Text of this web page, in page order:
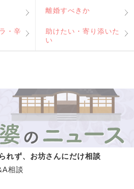
離婚すべきか
・辛
助けたい・寄り添いた
い
れず、お坊さんにだけ相談
相談